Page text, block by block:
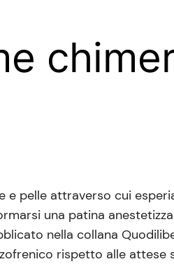
e pelle attraverso cui
una patina
nella collana
rispetto alle attese